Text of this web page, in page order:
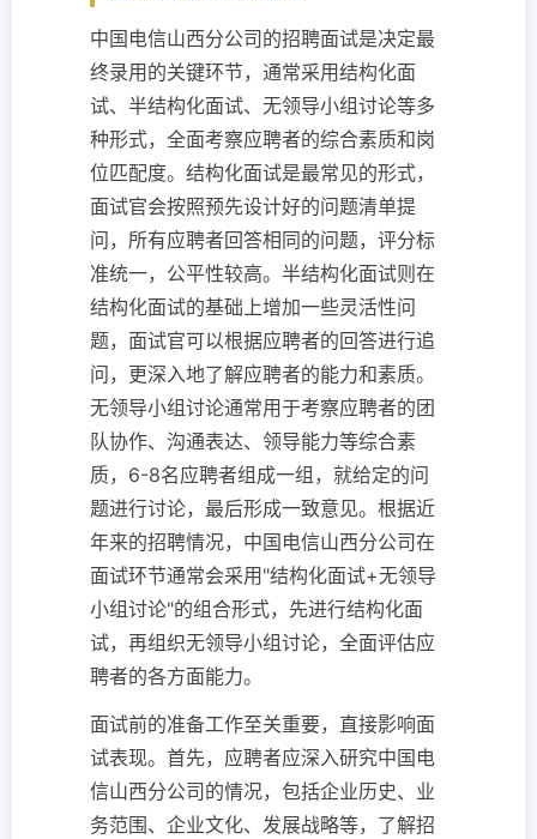
中国电信山西分公司的招聘面试是决定最
终录用的关键环节，通常采用结构化面
试、半结构化面试、无领导小组讨论等多
种形式，全面考察应聘者的综合素质和岗
位匹配度。结构化面试是最常见的形式，
面试官会按照预先设计好的问题清单提
问，所有应聘者回答相同的问题，评分标
准统一，公平性较高。半结构化面试则在
结构化面试的基础上增加一些灵活性问
题，面试官可以根据应聘者的回答进行追
问，更深入地了解应聘者的能力和素质。
无领导小组讨论通常用于考察应聘者的团
队协作、沟通表达、领导能力等综合素
质，6-8名应聘者组成一组，就给定的问
题进行讨论，最后形成一致意见。根据近
年来的招聘情况，中国电信山西分公司在
面试环节通常会采用"结构化面试+无领导
小组讨论"的组合形式，先进行结构化面
试，再组织无领导小组讨论，全面评估应
聘者的各方面能力。
面试前的准备工作至关重要，直接影响面
试表现。首先，应聘者应深入研究中国电
信山西分公司的情况，包括企业历史、业
务范围、企业文化、发展战略等，了解招